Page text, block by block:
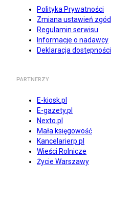
Polityka Prywatności
Zmiana ustawień zgód
Regulamin serwisu
Informacje o nadawcy
Deklaracja dostępności
PARTNERZY
E-kiosk.pl
E-gazety.pl
Nexto.pl
Mała księgowość
Kancelarierp.pl
Wieści Rolnicze
Życie Warszawy